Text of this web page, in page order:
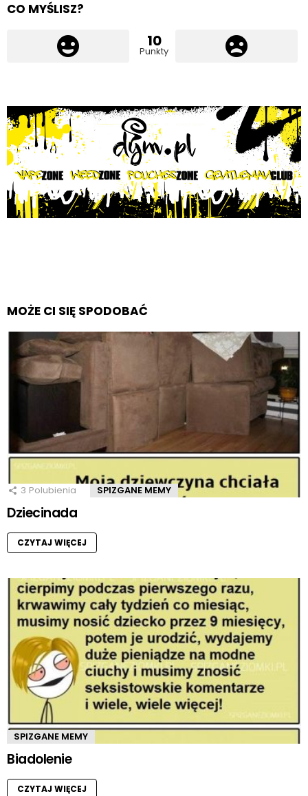
CO MYŚLISZ?
10
Punkty
MOŻE CI SIĘ SPODOBAĆ
3 Polubienia SPIZGANE MEMY
Dziecinada
CZYTAJ WIĘCEJ
SPIZGANE MEMY
Biadolenie
CZYTAJ WIĘCEJ